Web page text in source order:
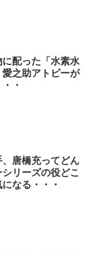
配った「水素水
之助アトピーが
・
唐橋充ってどん
リーズの役どこ
なる・・・